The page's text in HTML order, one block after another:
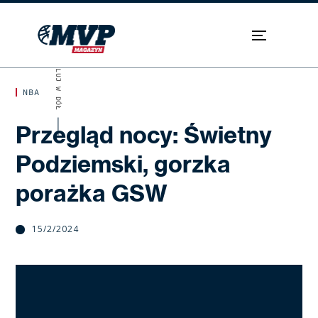
NBA
Przegląd nocy: Świetny
Podziemski, gorzka
porażka GSW
15/2/2024
SKROLUJ W DÓŁ